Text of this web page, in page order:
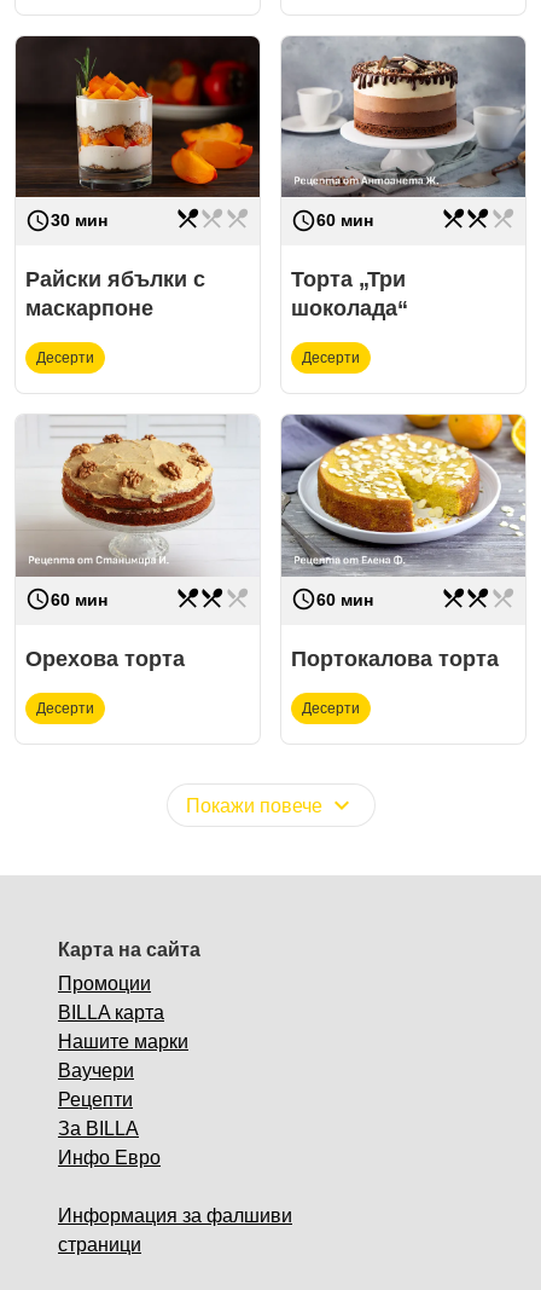
access_time30 мин
Трудност лесно
restaurant_menurestaurant_menurestaurant_menu
Райски ябълки с
маскарпоне
Десерти
access_time60 мин
Трудност средно
restaurant_menurestaurant_menurestaurant_menu
Торта „Три
шоколада“
Десерти
access_time60 мин
Трудност средно
restaurant_menurestaurant_menurestaurant_menu
Орехова торта
Десерти
access_time60 мин
Трудност средно
restaurant_menurestaurant_menurestaurant_menu
Портокалова торта
Десерти
Покажи повече expand_more
Карта на сайта
Промоции
BILLA карта
Нашите марки
Ваучери
Рецепти
За BILLA
Инфо Евро
Информация за фалшиви
страници